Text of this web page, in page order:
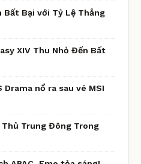
Bất Bại với Tỷ Lệ Thắng
XIV Thu Nhỏ Đến Bất
Drama nổ ra sau vé MSI
Thủ Trung Đông Trong